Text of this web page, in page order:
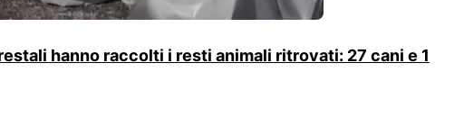
hanno raccolti i resti animali ritrovati: 27 cani e 1